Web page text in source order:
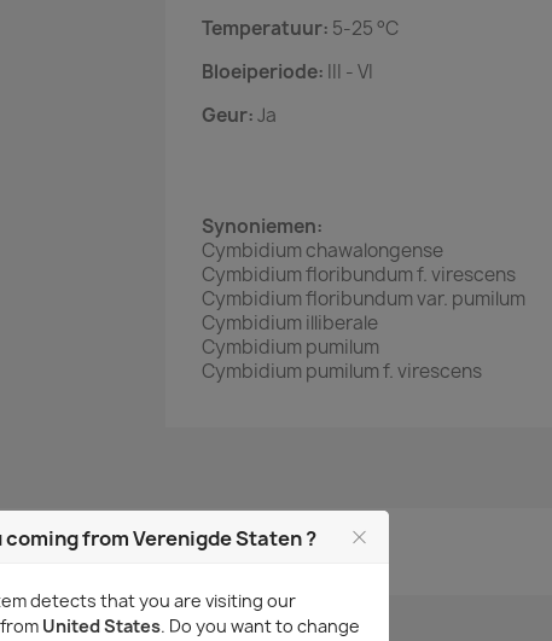
Temperatuur: 5-25 °C
Bloeiperiode: III - VI
Geur:Ja
Synoniemen:
Cymbidium chawalongense
Cymbidium floribundum f. virescens
Cymbidium floribundum var. pumilum
Cymbidium illiberale
Cymbidium pumilum
Cymbidium pumilum f. virescens
op het moment.
coming from Verenigde Staten ?
detects that you are visiting our
United States. Do you want to change